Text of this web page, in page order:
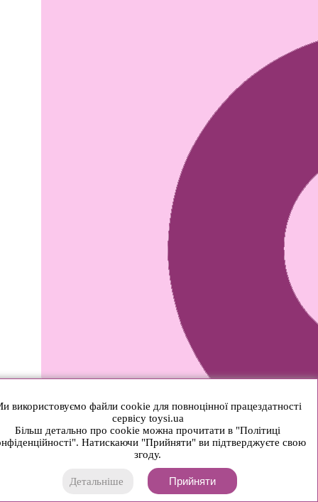
використовуємо файли cookie для повноцінної працездатності
сервісу toysi.ua
Більш детально про cookie можна прочитати в "Політиці
Натискаючи "Прийняти" ви підтверджуєте свою
згоду.
Детальніше Прийняти